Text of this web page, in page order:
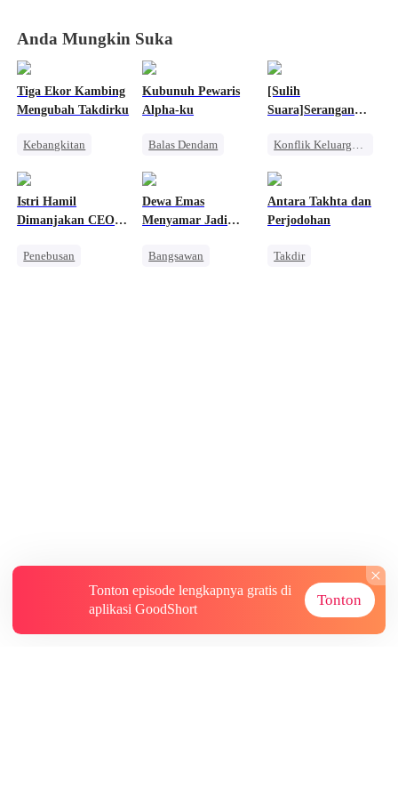
Anda Mungkin Suka
Tiga Ekor Kambing
Mengubah Takdirku
Kebangkitan
Kubunuh Pewaris
Alpha-ku
Balas Dendam
[Sulih
Suara]Serangan
Bunker KiamatKonflik Keluarga dan Negara
Istri Hamil
Dimanjakan CEO
Penebusan
Dewa Emas
Menyamar Jadi
Bangsawan
Antara Takhta dan
Perjodohan
Takdir
Tonton episode lengkapnya gratis di
aplikasi GoodShort
Tonton